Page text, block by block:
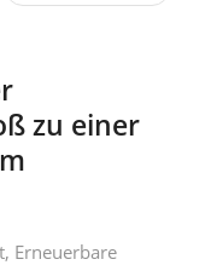
zu einer
, Erneuerbare